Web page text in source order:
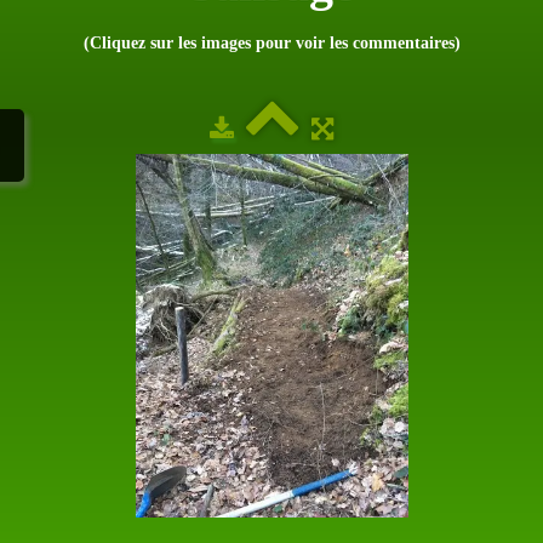
(Cliquez sur les images pour voir les commentaires)